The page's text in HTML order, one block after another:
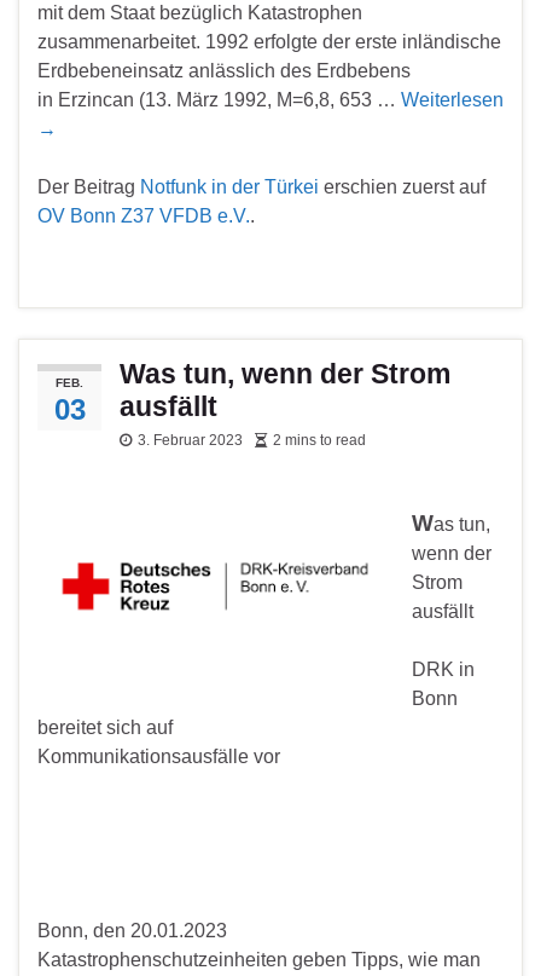
mit dem Staat bezüglich Katastrophen
zusammenarbeitet. 1992 erfolgte der erste inländische
Erdbebeneinsatz anlässlich des Erdbebens
in Erzincan (13. März 1992, M=6,8, 653 … Weiterlesen
→
Der Beitrag Notfunk in der Türkei erschien zuerst auf
OV Bonn Z37 VFDB e.V..
FEB.
03
Was tun, wenn der Strom
ausfällt
3. Februar 2023 2 mins to read
Was tun,
wenn der
Strom
ausfällt
DRK in
Bonn
bereitet sich auf
Kommunikationsausfälle vor
Bonn, den 20.01.2023
Katastrophenschutzeinheiten geben Tipps, wie man